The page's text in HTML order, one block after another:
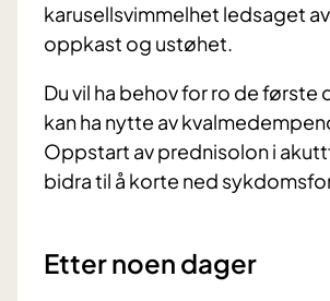
karusellsvimmelhet ledsaget
oppkast og ustøhet.
Du vil ha behov for ro de første
kan ha nytte av
Oppstart av prednisolon i
bidra til å korte ned
Etter noen dager